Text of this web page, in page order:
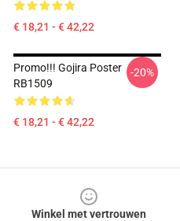
€ 18,21 - € 42,22
Promo!!! Gojira Poster
RB1509
€ 18,21 - € 42,22
-20%
Winkel met vertrouwen